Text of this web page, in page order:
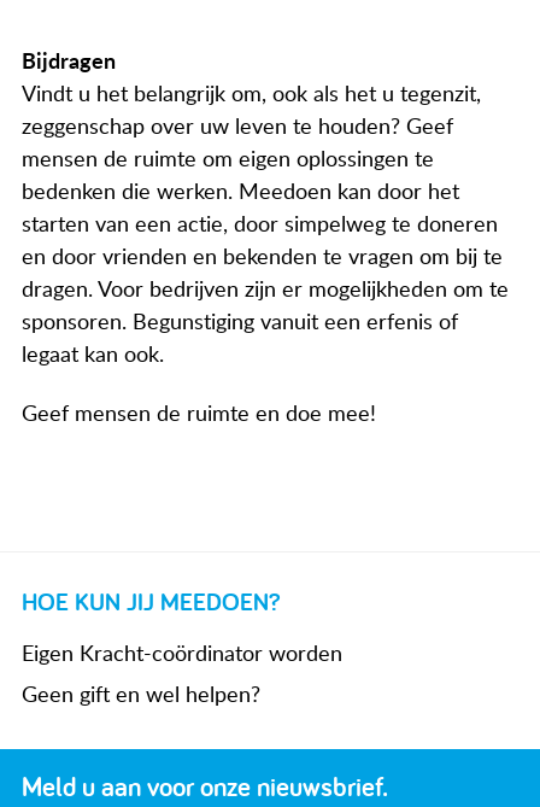
HOE KUN JIJ MEEDOEN?
Eigen Kracht-coördinator worden
Geen gift en wel helpen?
Bijdragen
Vindt u het belangrijk om, ook als het u tegenzit,
zeggenschap over uw leven te houden? Geef
mensen de ruimte om eigen oplossingen te
bedenken die werken. Meedoen kan door het
starten van een actie, door simpelweg te doneren
en door vrienden en bekenden te vragen om bij te
dragen. Voor bedrijven zijn er mogelijkheden om te
sponsoren. Begunstiging vanuit een erfenis of
legaat kan ook.
Geef mensen de ruimte en doe mee!
Meld u aan voor onze nieuwsbrief.